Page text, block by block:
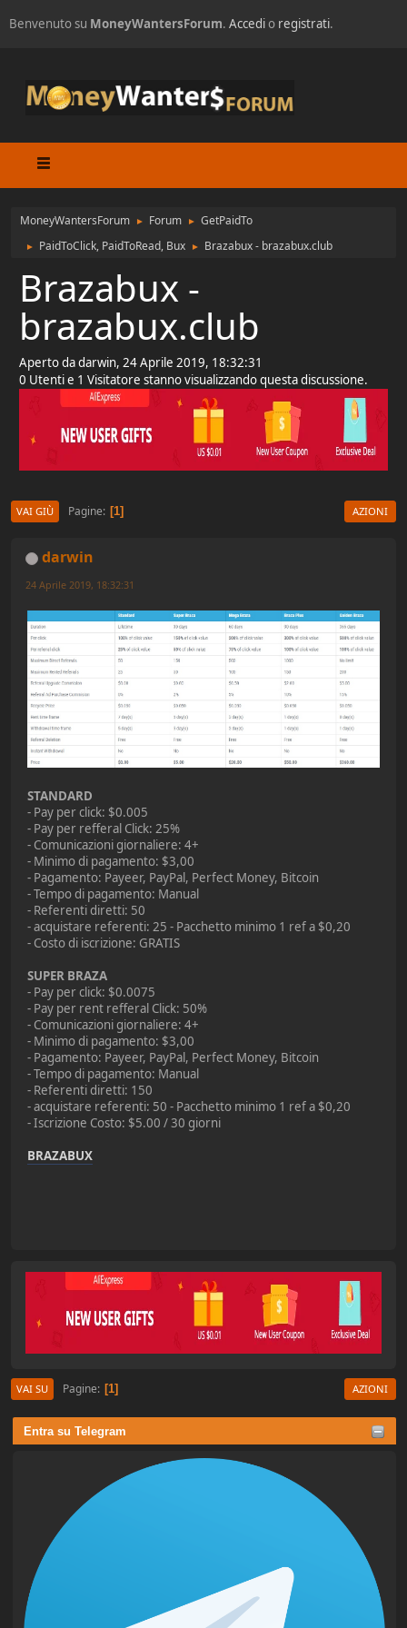
Benvenuto su MoneyWantersForum. Accedio registrati.
MoneyWantersForum ► Forum ► GetPaidTo
► PaidToClick, PaidToRead, Bux ► Brazabux - brazabux.club
Entra su Telegram
Brazabux -
brazabux.club
Aperto da darwin, 24 Aprile 2019, 18:32:31
0 Utenti e 1 Visitatore stanno visualizzando questa discussione.
VAI GIÙ Pagine 1 AZIONI
darwin
24 Aprile 2019, 18:32:31
STANDARD
- Pay per click: $0.005
- Pay per refferal Click: 25%
- Comunicazioni giornaliere: 4+
- Minimo di pagamento: $3,00
- Pagamento: Payeer, PayPal, Perfect Money, Bitcoin
- Tempo di pagamento: Manual
- Referenti diretti: 50
- acquistare referenti: 25 - Pacchetto minimo 1 ref a $0,20
- Costo di iscrizione: GRATIS
SUPER BRAZA
- Pay per click: $0.0075
- Pay per rent refferal Click: 50%
- Comunicazioni giornaliere: 4+
- Minimo di pagamento: $3,00
- Pagamento: Payeer, PayPal, Perfect Money, Bitcoin
- Tempo di pagamento: Manual
- Referenti diretti: 150
- acquistare referenti: 50 - Pacchetto minimo 1 ref a $0,20
- Iscrizione Costo: $5.00 / 30 giorni
BRAZABUX
VAI SU Pagine 1 AZIONI